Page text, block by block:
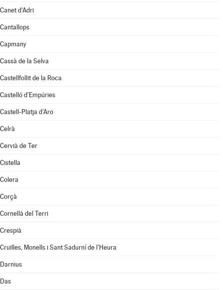
Canet d'Adri
Cantallops
Capmany
Cassà de la Selva
Castellfollit de la Roca
Castelló d'Empúries
Castell-Platja d'Aro
Celrà
Cervià de Ter
Cistella
Colera
Corçà
Cornellà del Terri
Crespià
Cruïlles, Monells i Sant Sadurní de l'Heura
Darnius
Das